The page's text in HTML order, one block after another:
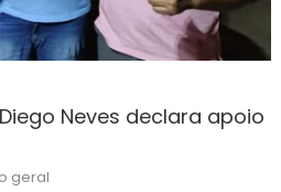
Neves declara apoio
geral